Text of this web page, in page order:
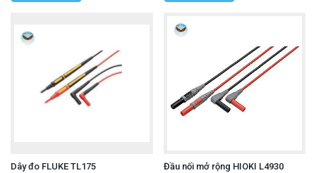
Dây đo FLUKE TL175 Đầu nối mở rộng HIOKI L4930